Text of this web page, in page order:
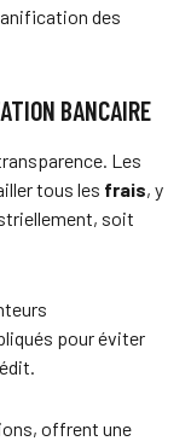
des
BANCAIRE
Les
tous les frais, y
soit
pour éviter
offrent une